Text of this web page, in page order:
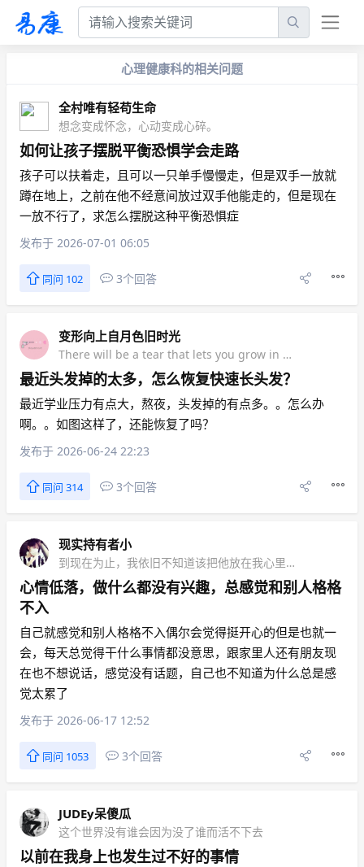
心理健康科的相关问题
全村唯有轻苟生命
想念变成怀念，心动变成心碎。
如何让孩子摆脱平衡恐惧学会走路
孩子可以扶着走，且可以一只单手慢慢走，但是双手一放就
蹲在地上，之前在他不经意间放过双手他能走的，但是现在
一放不行了，求怎么摆脱这种平衡恐惧症
发布于 2026-07-01 06:05
同问 102 3个回答
变形向上自月色旧时光
There will be a tear that lets you grow in a twinkling.总会有一次流泪
最近头发掉的太多，怎么恢复快速长头发？
最近学业压力有点大，熬夜，头发掉的有点多。。怎么办
啊。。如图这样了，还能恢复了吗？
发布于 2026-06-24 22:23
同问 314 3个回答
现实持有者小
到现在为止，我依旧不知道该把他放在我心里哪个位置
心情低落，做什么都没有兴趣，总感觉和别人格格
不入
自己就感觉和别人格格不入偶尔会觉得挺开心的但是也就一
会，每天总觉得干什么事情都没意思，跟家里人还有朋友现
在也不想说话，感觉没有话题，自己也不知道为什么总是感
觉太累了
发布于 2026-06-17 12:52
同问 1053 3个回答
JUDEy呆傻瓜
这个世界没有谁会因为没了谁而活不下去
以前在我身上也发生过不好的事情